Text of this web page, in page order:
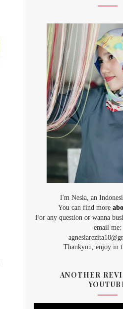
I'm Nesia, an
You can find more
For any question or wanna
email me:
Thankyou, enjoy in
ANOTHER